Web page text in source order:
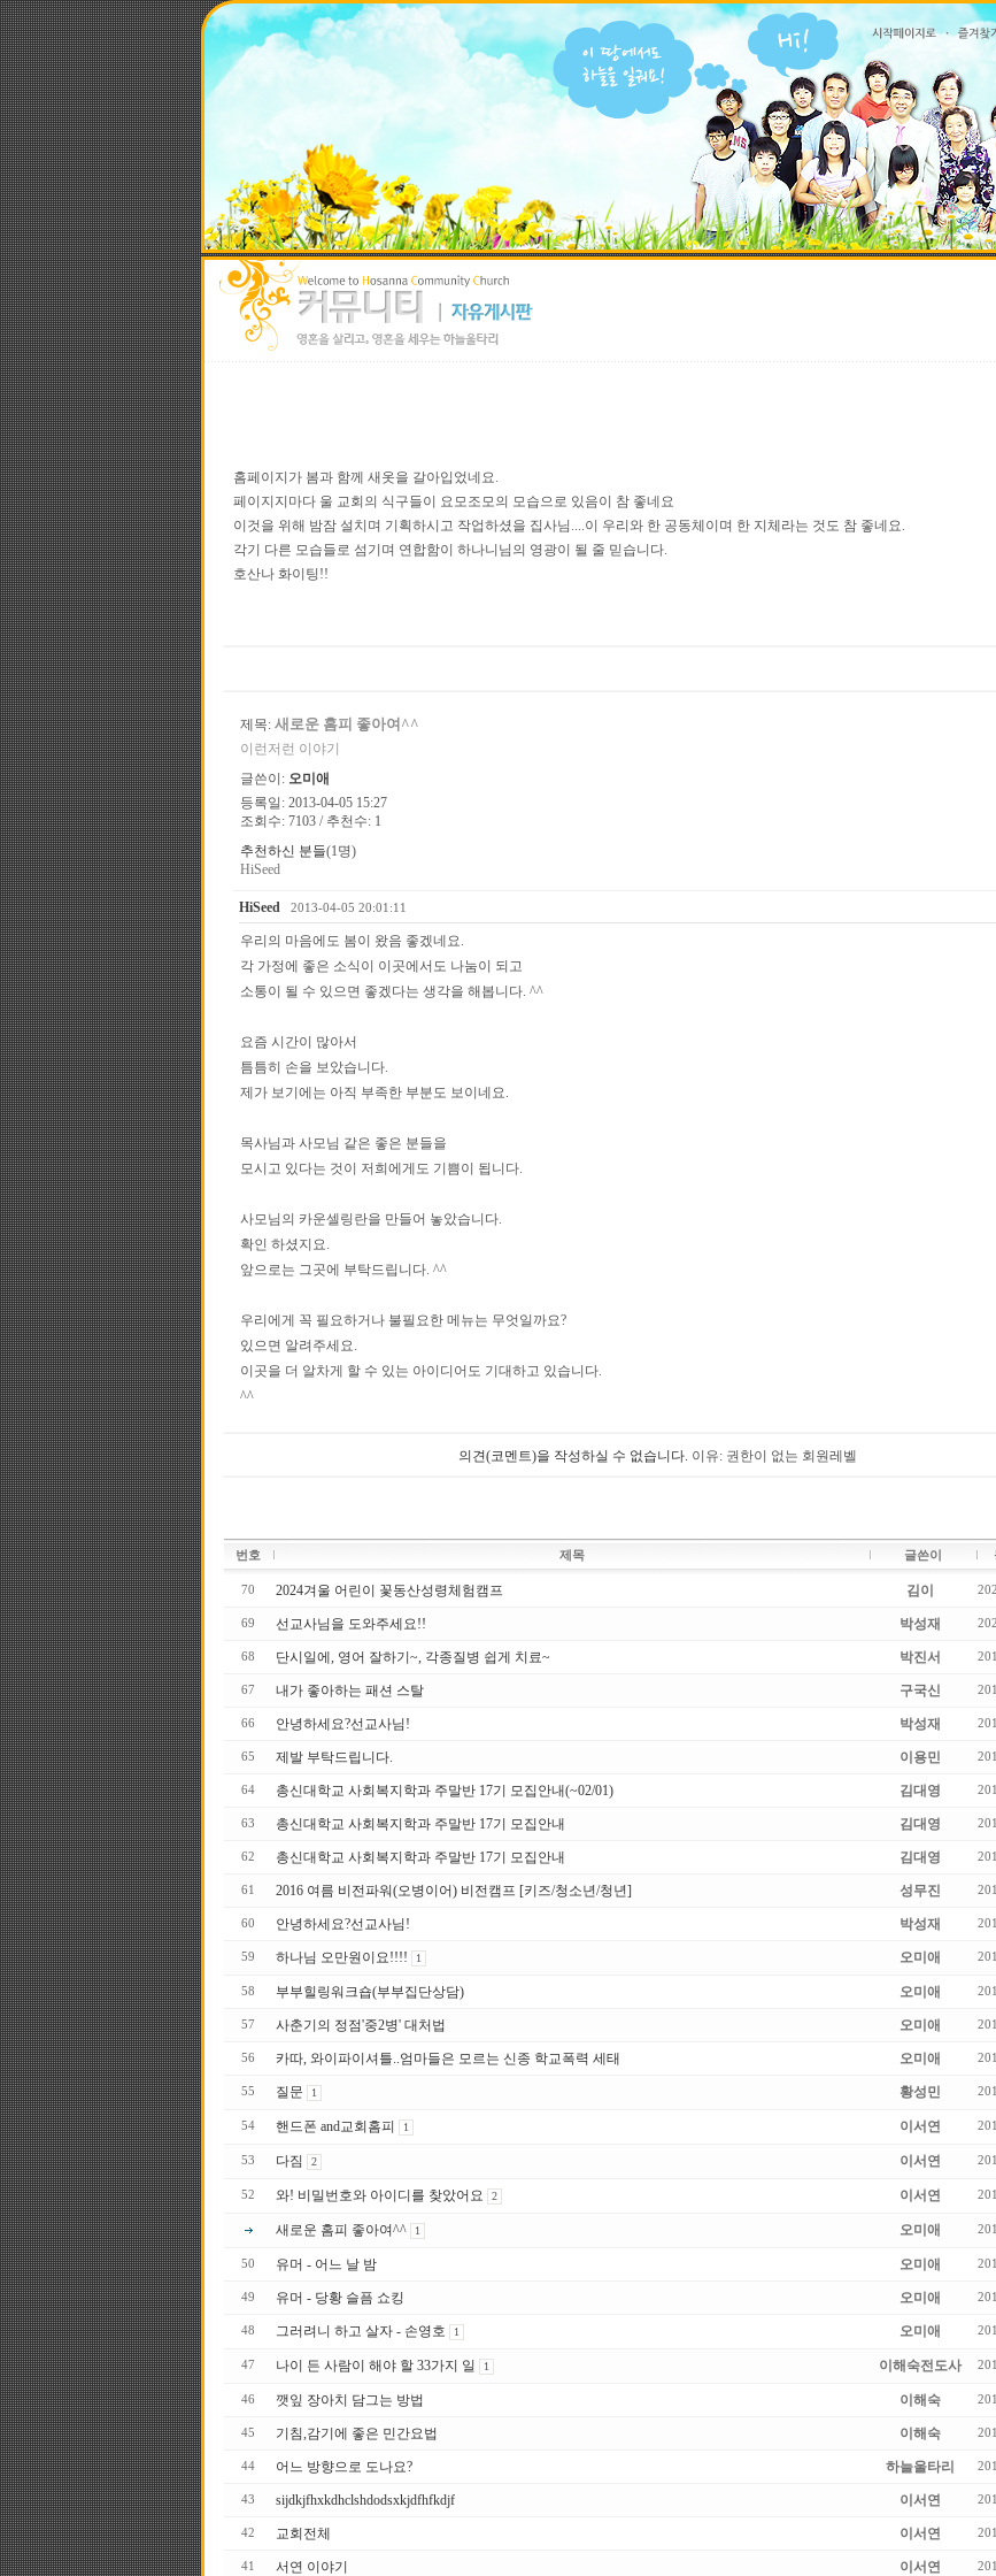
홈페이지가 봄과 함께 새옷을 갈아입었네요.
페이지지마다 울 교회의 식구들이 요모조모의 모습으로 있음이 참 좋네요
이것을 위해 밤잠 설치며 기획하시고 작업하셨을 집사님....이 우리와 한 공동체이며 한 지체라는 것도 참 좋네요.
각기 다른 모습들로 섬기며 연합함이 하나니님의 영광이 될 줄 믿습니다.
호산나 화이팅!!
제목: 새로운 홈피 좋아여^^
이런저런 이야기
글쓴이: 오미애
등록일: 2013-04-05 15:27
조회수: 7103 / 추천수: 1
추천하신 분들(1명)
HiSeed
HiSeed 2013-04-05 20:01:11
우리의 마음에도 봄이 왔음 좋겠네요.
각 가정에 좋은 소식이 이곳에서도 나눔이 되고
소통이 될 수 있으면 좋겠다는 생각을 해봅니다. ^^
요즘 시간이 많아서
틈틈히 손을 보았습니다.
제가 보기에는 아직 부족한 부분도 보이네요.
목사님과 사모님 같은 좋은 분들을
모시고 있다는 것이 저희에게도 기쁨이 됩니다.
사모님의 카운셀링란을 만들어 놓았습니다.
확인 하셨지요.
앞으로는 그곳에 부탁드립니다. ^^
우리에게 꼭 필요하거나 불필요한 메뉴는 무엇일까요?
있으면 알려주세요.
이곳을 더 알차게 할 수 있는 아이디어도 기대하고 있습니다.
^^
의견(코멘트)을 작성하실 수 없습니다. 이유: 권한이 없는 회원레벨
번호 제목 글쓴이
70 2024겨울 어린이 꽃동산성령체험캠프 김이
69 선교사님을 도와주세요!! 박성재
68 단시일에, 영어 잘하기~, 각종질병 쉽게 치료~ 박진서
67 내가 좋아하는 패션 스탈 구국신
66 안녕하세요?선교사님! 박성재
65 제발 부탁드립니다. 이용민
64 총신대학교 사회복지학과 주말반 17기 모집안내(~02/01) 김대영
63 총신대학교 사회복지학과 주말반 17기 모집안내 김대영
62 총신대학교 사회복지학과 주말반 17 기 모집안내 김대영
61 2016 여름 비전파워(오병이어) 비전캠프 [키즈/청소년/청년] 성무진
60 안녕하세요?선교사님! 박성재
59 하나님 오만원이요!!!! 1 오미애
58 부부힐링워크숍(부부집단상담) 오미애
57 사춘기의 정점'중2병' 대처법 오미애
56 카따, 와이파이셔틀..엄마들은 모르는 신종 학교폭력 세태 오미애
55 질문 1 황성민
54 핸드폰 and교회홈피 1 이서연
53 다짐 2 이서연
52 와! 비밀번호와 아이디를 찾았어요 2 이서연
새로운 홈피 좋아여^^ 1 오미애
50 유머 - 어느 날 밤 오미애
49 유머 - 당황 슬픔 쇼킹 오미애
48 그러려니 하고 살자 - 손영호 1 오미애
47 나이 든 사람이 해야 할 33가지 일 1 이해숙전도사
46 깻잎 장아치 담그는 방법 이해숙
45 기침,감기에 좋은 민간요법 이해숙
44 어느 방향으로 도나요? 하늘울타리
43 sijdkjfhxkdhclshdodsxkjdfhfkdjf 이서연
42 교회전체 이서연
41 서연 이야기 이서연